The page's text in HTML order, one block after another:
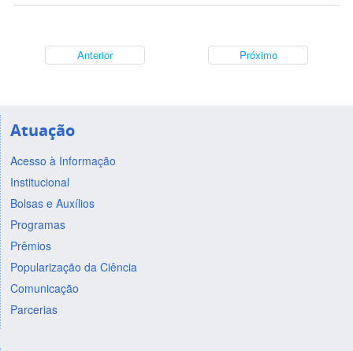
Anterior Próximo
Atuação
Acesso à Informação
Institucional
Bolsas e Auxílios
Programas
Prêmios
Popularização da Ciência
Comunicação
Parcerias